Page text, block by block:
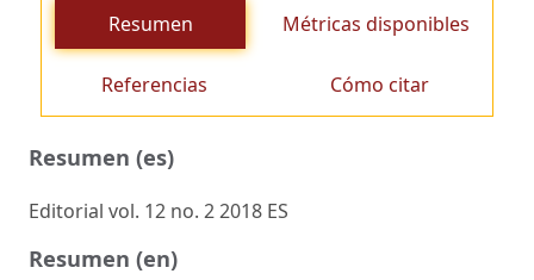
Resumen Métricas disponibles
Referencias Cómo citar
Resumen (es)
Editorial vol. 12 no. 2 2018 ES
Resumen (en)